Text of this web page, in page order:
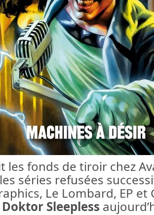
les fonds de tiroir chez
séries refusées
Le Lombard, EP et
Doktor Sleepless